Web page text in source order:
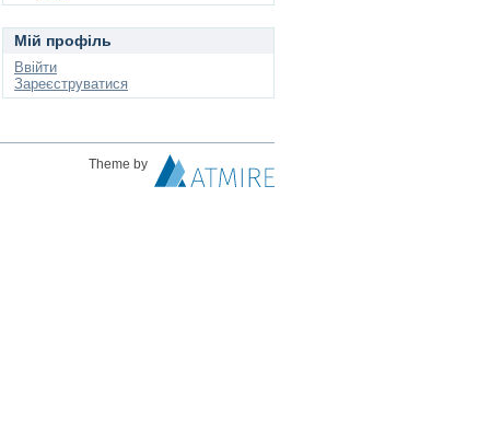
Мій профіль
Ввійти
Зареєструватися
Theme by